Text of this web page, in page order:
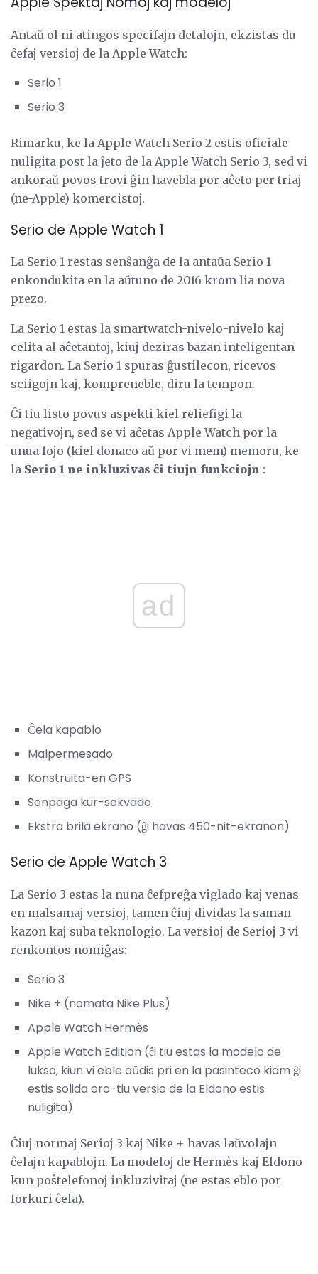
Antaŭ ol ni atingos specifajn detalojn, ekzistas du
ĉefaj versioj de la Apple Watch:
Serio 1
Serio 3
Rimarku, ke la Apple Watch Serio 2 estis oficiale
nuligita post la ĵeto de la Apple Watch Serio 3, sed vi
ankoraŭ povos trovi ĝin havebla por aĉeto per triaj
(ne-Apple) komercistoj.
Serio de Apple Watch 1
La Serio 1 restas senŝanĝa de la antaŭa Serio 1
enkondukita en la aŭtuno de 2016 krom lia nova
prezo.
La Serio 1 estas la smartwatch-nivelo-nivelo kaj
celita al aĉetantoj, kiuj deziras bazan inteligentan
rigardon. La Serio 1 spuras ĝustilecon, ricevos
sciigojn kaj, kompreneble, diru la tempon.
Ĉi tiu listo povus aspekti kiel reliefigi la
negativojn, sed se vi aĉetas Apple Watch por la
unua fojo (kiel donaco aŭ por vi mem) memoru, ke
la Serio 1 ne inkluzivas ĉi tiujn funkciojn :
ad
Ĉela kapablo
Malpermesado
Konstruita-en GPS
Senpaga kur-sekvado
Ekstra brila ekrano (ĝi havas 450-nit-ekranon)
Serio de Apple Watch 3
La Serio 3 estas la nuna ĉefpreĝa viglado kaj venas
en malsamaj versioj, tamen ĉiuj dividas la saman
kazon kaj suba teknologio. La versioj de Serioj 3 vi
renkontos nomiĝas:
Serio 3
Nike + (nomata Nike Plus)
Apple Watch Hermès
Apple Watch Edition (ĉi tiu estas la modelo de
lukso, kiun vi eble aŭdis pri en la pasinteco kiam ĝi
estis solida oro-tiu versio de la Eldono estis
nuligita)
Ĉiuj normaj Serioj 3 kaj Nike + havas laŭvolajn
ĉelajn kapablojn. La modeloj de Hermès kaj Eldono
kun poŝtelefonoj inkluzivitaj (ne estas eblo por
forkuri ĉela).